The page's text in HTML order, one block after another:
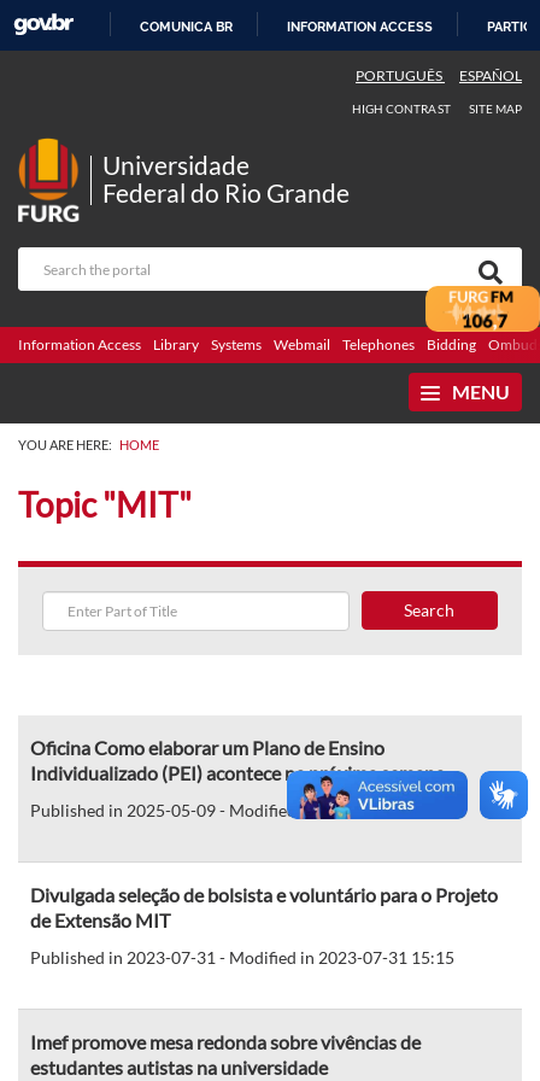
COMUNICA BR INFORMATION ACCESS
PORTUGUÊS ESPAÑOL
HIGH CONTRAST SITE MAP
Universidade
Federal do Rio Grande
Information Access Library Systems Webmail Telephones Bidding
MENU
YOU ARE HERE: HOME
Topic "MIT"
Search
Oficina Como elaborar um Plano de Ensino
Individualizado (PEI) acontece na próxima semana
Published in 2025-05-09 - Modified in 2025-05-09 11:58
Divulgada seleção de bolsista e voluntário para o Projeto
de Extensão MIT
Published in 2023-07-31 - Modified in 2023-07-31 15:15
Imef promove mesa redonda sobre vivências de
estudantes autistas na universidade